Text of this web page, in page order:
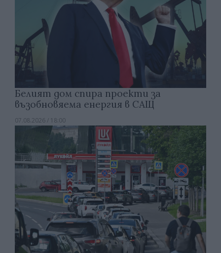
Белият дом спира проекти за
възобновяема енергия в САЩ
07.08.2026 / 18:00